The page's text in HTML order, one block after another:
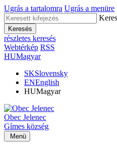
Ugrás a tartalomra Ugrás a menüre
Keresés
részletes keresés
Webtérkép RSS
HUMagyar
SKSlovensky
ENEnglish
HUMagyar
Obec Jelenec
Gímes község
Menü